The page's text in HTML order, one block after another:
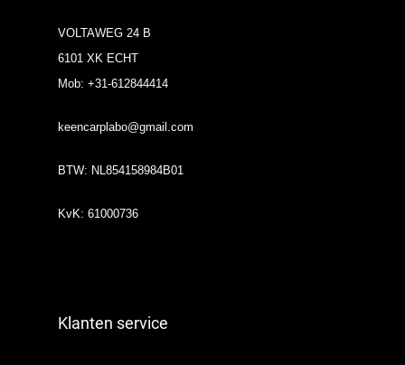
VOLTAWEG 24 B
6101 XK ECHT
Mob: +31-612844414
keencarplabo@gmail.com
BTW: NL854158984B01
KvK: 61000736
Klanten service